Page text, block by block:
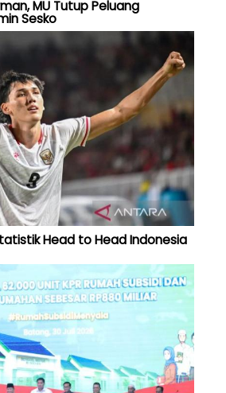
MU Tutup Peluang
Sesko
Head to Head Indonesia